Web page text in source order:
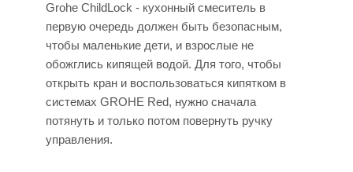
Grohe ChildLock - кухонный смеситель в
первую очередь должен быть безопасным,
чтобы маленькие дети, и взрослые не
обожглись кипящей водой. Для того, чтобы
открыть кран и воспользоваться кипятком в
системах GROHE Red, нужно сначала
потянуть и только потом повернуть ручку
управления.